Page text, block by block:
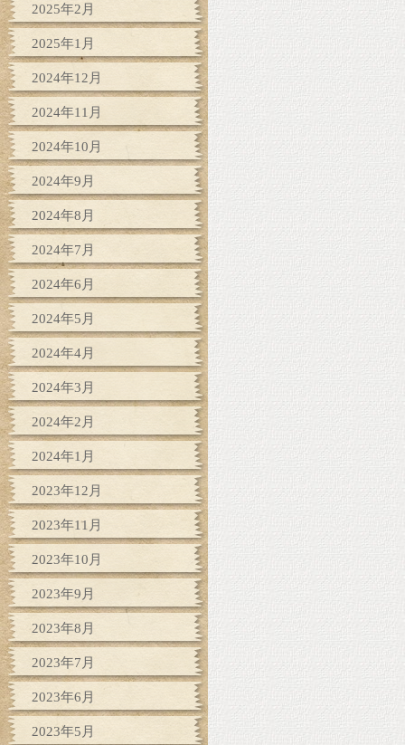
2025年2月
2025年1月
2024年12月
2024年11月
2024年10月
2024年9月
2024年8月
2024年7月
2024年6月
2024年5月
2024年4月
2024年3月
2024年2月
2024年1月
2023年12月
2023年11月
2023年10月
2023年9月
2023年8月
2023年7月
2023年6月
2023年5月